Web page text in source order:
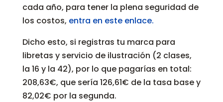
cada año, para tener la plena seguridad de
los costos, entra en este enlace.
Dicho esto, si registras tu marca para
libretas y servicio de ilustración (2 clases,
la 16 y la 42), por lo que pagarías en total:
208,63€, que sería 126,61€ de la tasa base y
82,02€ por la segunda.